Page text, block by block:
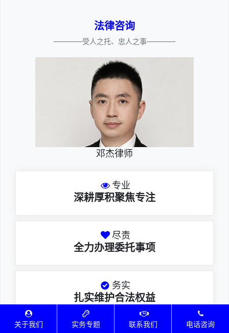
法律咨询
————受人之托、忠人之事————
邓杰律师
专业
深耕厚积聚焦专注
尽责
全力办理委托事项
务实
扎实维护合法权益
关于我们 实务专题 联系我们 电话咨询